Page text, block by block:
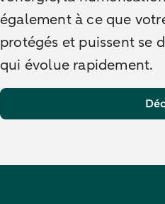
également à ce que
protégés et puissent se
qui évolue rapidement.